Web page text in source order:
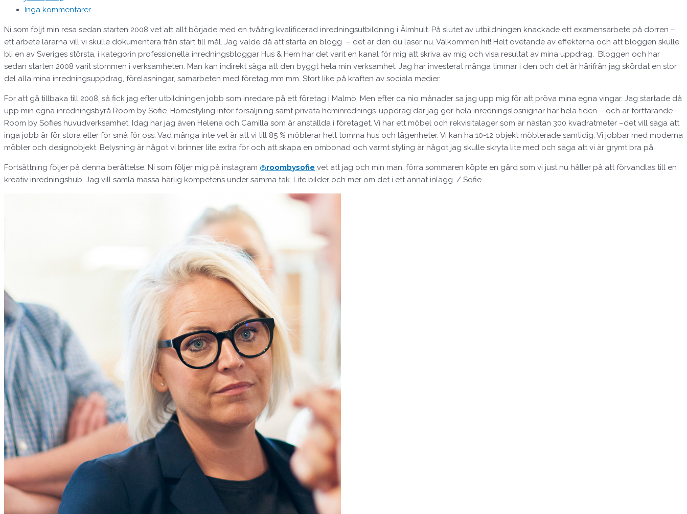
Inga kommentarer
Ni som följt min resa sedan starten 2008 vet att allt började med en tvåårig kvalificerad inredningsutbildning i Älmhult. På slutet av utbildningen knackade ett examensarbete på dörren –
ett arbete lärarna vill vi skulle dokumentera från start till mål. Jag valde då att starta en blogg – det är den du läser nu. Välkommen hit! Helt ovetande av effekterna och att bloggen skulle
bli en av Sveriges största, i kategorin professionella inredningsbloggar Hus & Hem har det varit en kanal för mig att skriva av mig och visa resultat av mina uppdrag. Bloggen och har
sedan starten 2008 varit stommen i verksamheten. Man kan indirekt säga att den byggt hela min verksamhet. Jag har investerat många timmar i den och det är härifrån jag skördat en stor
del alla mina inredningsuppdrag, föreläsningar, samarbeten med företag mm mm. Stort like på kraften av sociala medier.
För att gå tillbaka till 2008, så fick jag efter utbildningen jobb som inredare på ett företag i Malmö. Men efter ca nio månader sa jag upp mig för att pröva mina egna vingar. Jag startade då
upp min egna inredningsbyrå Room by Sofie. Homestyling inför försäljning samt privata heminrednings-uppdrag där jag gör hela inredningslösnignar har hela tiden – och är fortfarande
Room by Sofies huvudverksamhet. Idag har jag även Helena och Camilla som är anställda i företaget. Vi har ett möbel och rekvisitalager som är nästan 300 kvadratmeter –det vill säga att
inga jobb är för stora eller för små för oss. Vad många inte vet är att vi till 85 % möblerar helt tomma hus och lägenheter. Vi kan ha 10-12 objekt möblerade samtidig. Vi jobbar med moderna
möbler och designobjekt. Belysning är något vi brinner lite extra för och att skapa en ombonad och varmt styling är något jag skulle skryta lite med och säga att vi är grymt bra på.
Fortsättning följer på denna berättelse. Ni som följer mig på instagram @roombysofie vet att jag och min man, förra sommaren köpte en gård som vi just nu håller på att förvandlas till en
kreativ inredningshub. Jag vill samla massa härlig kompetens under samma tak. Lite bilder och mer om det i ett annat inlägg. / Sofie